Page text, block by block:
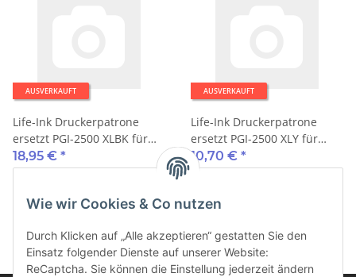
AUSVERKAUFT
Life-Ink Druckerpatrone
ersetzt PGI-2500 XLBK für
Canon Drucker schwarz
pigmentiert mit Chip
18,95 € *
AUSVERKAUFT
Life-Ink Druckerpatrone
ersetzt PGI-2500 XLY für
Canon Drucker gelb
pigmentiert mit Chip
10,70 € *
Wie wir Cookies & Co nutzen
Durch Klicken auf „Alle akzeptieren“ gestatten Sie den
Einsatz folgender Dienste auf unserer Website:
ReCaptcha. Sie können die Einstellung jederzeit ändern